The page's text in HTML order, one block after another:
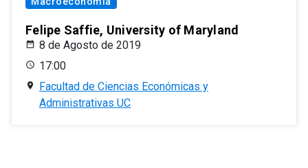
Felipe Saffie, University of Maryland
8 de Agosto de 2019
17:00
Facultad de Ciencias Económicas y
Administrativas UC